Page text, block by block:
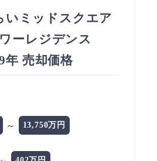
いミッドスクエア
ーレジデンス
年 売却価格
～ 13,750万円